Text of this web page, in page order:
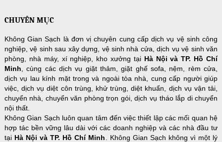
CHUYÊN MỤC
Không Gian Sạch là đơn vị chuyên cung cấp dịch vụ vệ sinh công
nghiệp, vệ sinh sau xây dựng, vệ sinh nhà cửa, dịch vụ vệ sinh văn
phòng, nhà máy, xí nghiệp, kho xưởng tại Hà Nội và TP. Hồ Chí
Minh , cùng các dịch vụ giặt thảm, giặt ghế sofa, nệm, rèm cửa,
dịch vụ lau kính mặt trong và ngoài tòa nhà, cung cấp người giúp
việc, dịch vụ diệt côn trùng, khử trùng, diệt khuẩn, dịch vụ vận tải,
chuyển nhà, chuyển văn phòng trọn gói, dịch vụ tháo lắp di chuyển
nội thất.
Không Gian Sạch luôn quan tâm đến việc thiết lập các mối quan hệ
hợp tác bền vững lâu dài với các doanh nghiệp và các nhà đầu tư
tại Hà Nội và TP. Hồ Chí Minh . Không Gian Sạch không vì một lý